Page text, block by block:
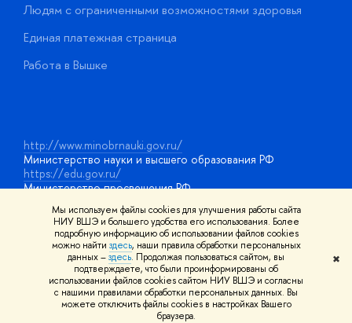
Мы используем файлы cookies для улучшения работы сайта
НИУ ВШЭ и большего удобства его использования. Более
подробную информацию об использовании файлов cookies
можно найти здесь, наши правила обработки персональных
данных –здесь. Продолжая пользоваться сайтом, вы
подтверждаете, что были проинформированы об
использовании файлов cookies сайтом НИУ ВШЭ и согласны
с нашими правилами обработки персональных данных. Вы
можете отключить файлы cookies в настройках Вашего
браузера.
✖
Людям с ограниченными возможностями здоровья
Единая платежная страница
Работа в Вышке
http://www.minobrnauki.gov.ru/
Министерство науки и высшего образования РФ
https://edu.gov.ru/
Министерство просвещения РФ
Массовые открытые онлайн-курсы
© НИУ ВШЭ 1993–2026 Адреса и контактыУсловия
использования материалов Политика конфиденциальности
Шрифты HSE Sans и HSE Slab разработаны вШколе дизайна НИУ